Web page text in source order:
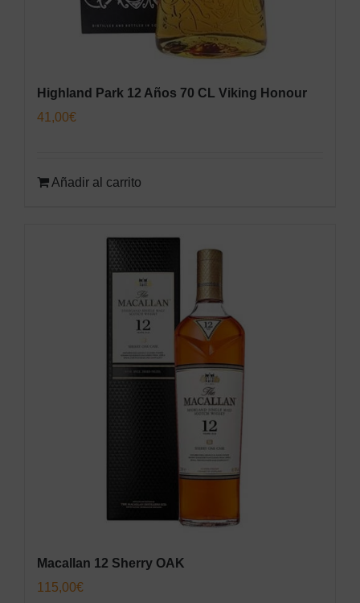
Highland Park 12 Años 70 CL Viking Honour
41,00€
Añadir al carrito
Macallan 12 Sherry OAK
115,00€